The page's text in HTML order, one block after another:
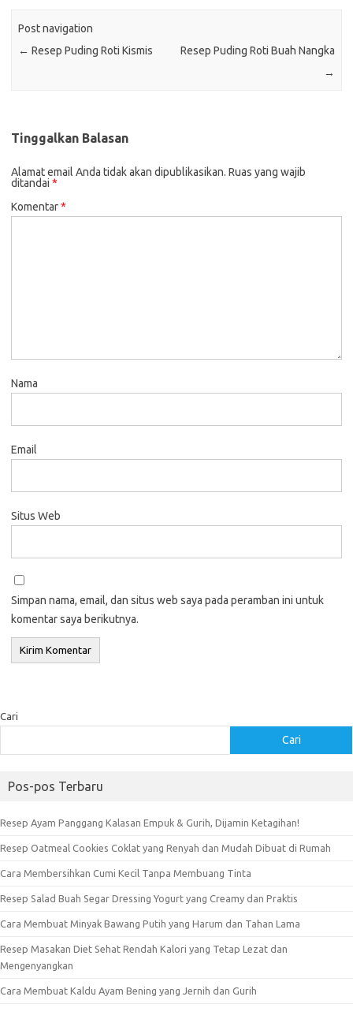
Post navigation
← Resep Puding Roti Kismis
Resep Puding Roti Buah Nangka
→
Tinggalkan Balasan
Alamat email Anda tidak akan dipublikasikan. Ruas yang wajib
ditandai *
Komentar*
Nama
Email
Situs Web
Simpan nama, email, dan situs web saya pada peramban ini untuk
komentar saya berikutnya.
Cari
Cari
Pos-pos Terbaru
Resep Ayam Panggang Kalasan Empuk & Gurih, Dijamin Ketagihan!
Resep Oatmeal Cookies Coklat yang Renyah dan Mudah Dibuat di Rumah
Cara Membersihkan Cumi Kecil Tanpa Membuang Tinta
Resep Salad Buah Segar Dressing Yogurt yang Creamy dan Praktis
Cara Membuat Minyak Bawang Putih yang Harum dan Tahan Lama
Resep Masakan Diet Sehat Rendah Kalori yang Tetap Lezat dan
Mengenyangkan
Cara Membuat Kaldu Ayam Bening yang Jernih dan Gurih